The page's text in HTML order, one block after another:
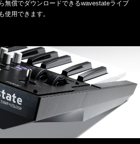
無償でダウンロードできるwavestateライブ
使用できます。